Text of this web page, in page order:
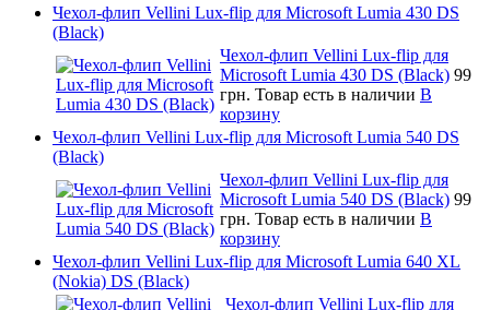
Чехол-флип Vellini Lux-flip для Microsoft Lumia 430 DS
(Black)
Чехол-флип Vellini Lux-flip для
Microsoft Lumia 430 DS (Black) 99
грн. Товар есть в наличии В
корзину
Чехол-флип Vellini Lux-flip для Microsoft Lumia 540 DS
(Black)
Чехол-флип Vellini Lux-flip для
Microsoft Lumia 540 DS (Black) 99
грн. Товар есть в наличии В
корзину
Чехол-флип Vellini Lux-flip для Microsoft Lumia 640 XL
(Nokia) DS (Black)
Чехол-флип Vellini Lux-flip для